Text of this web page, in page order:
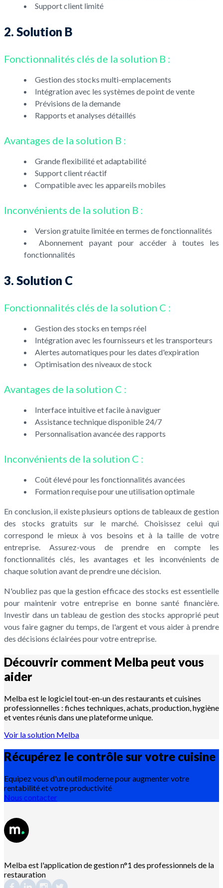
Support client limité
2. Solution B
Fonctionnalités clés de la solution B :
Gestion des stocks multi-emplacements
Intégration avec les systèmes de point de vente
Prévisions de la demande
Rapports et analyses détaillés
Avantages de la solution B :
Grande flexibilité et adaptabilité
Support client réactif
Compatible avec les appareils mobiles
Inconvénients de la solution B :
Version gratuite limitée en termes de fonctionnalités
Abonnement payant pour accéder à toutes les
fonctionnalités
3. Solution C
Fonctionnalités clés de la solution C :
Gestion des stocks en temps réel
Intégration avec les fournisseurs et les transporteurs
Alertes automatiques pour les dates d'expiration
Optimisation des niveaux de stock
Avantages de la solution C :
Interface intuitive et facile à naviguer
Assistance technique disponible 24/7
Personnalisation avancée des rapports
Inconvénients de la solution C :
Coût élevé pour les fonctionnalités avancées
Formation requise pour une utilisation optimale
En conclusion, il existe plusieurs options de tableaux de gestion
des stocks gratuits sur le marché. Choisissez celui qui
correspond le mieux à vos besoins et à la taille de votre
entreprise. Assurez-vous de prendre en compte les
fonctionnalités clés, les avantages et les inconvénients de
chaque solution avant de prendre une décision.
N'oubliez pas que la gestion efficace des stocks est essentielle
pour maintenir votre entreprise en bonne santé financière.
Investir dans un tableau de gestion des stocks approprié peut
vous faire gagner du temps, de l'argent et vous aider à prendre
des décisions éclairées pour votre entreprise.
Découvrir comment Melba peut vous
aider
Melba est le logiciel tout-en-un des restaurants et cuisines
professionnelles : fiches techniques, achats, production, hygiène
et ventes réunis dans une plateforme unique.
Voir la solution Melba
Récupérez le contrôle sur votre cuisine
Equipez vous d'un outil moderne pour augmenter votre
rentabilité et votre productivité
Nous contacter
Melba est l'application de gestion n°1 des professionnels de la
restauration